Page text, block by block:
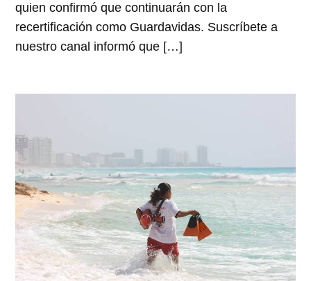
quien confirmó que continuarán con la
recertificación como Guardavidas. Suscríbete a
nuestro canal informó que […]